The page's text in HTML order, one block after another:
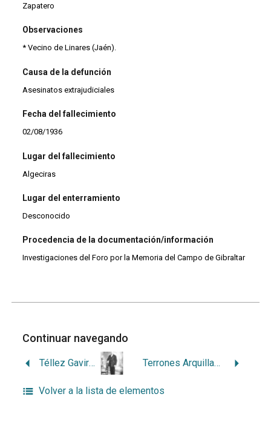
Zapatero
Observaciones
* Vecino de Linares (Jaén).
Causa de la defunción
Asesinatos extrajudiciales
Fecha del fallecimiento
02/08/1936
Lugar del fallecimiento
Algeciras
Lugar del enterramiento
Desconocido
Procedencia de la documentación/información
Investigaciones del Foro por la Memoria del Campo de Gibraltar
Continuar navegando
Téllez Gavira, Sebastián Terrones Arquillada, Félix
Volver a la lista de elementos